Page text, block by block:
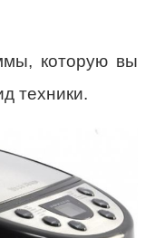
которую вы
техники.